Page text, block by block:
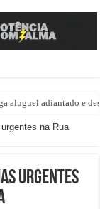
aluguel adiantado e
diretamente SC,
na Rua
urgentes